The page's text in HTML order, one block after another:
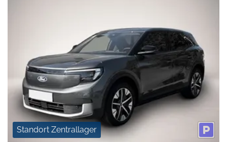
Standort Zentrallager